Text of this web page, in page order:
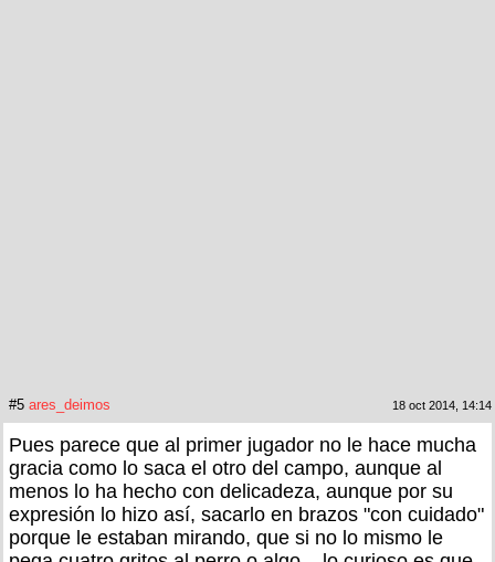
#5 ares_deimos 18 oct 2014, 14:14
Pues parece que al primer jugador no le hace mucha
gracia como lo saca el otro del campo, aunque al
menos lo ha hecho con delicadeza, aunque por su
expresión lo hizo así, sacarlo en brazos "con cuidado"
porque le estaban mirando, que si no lo mismo le